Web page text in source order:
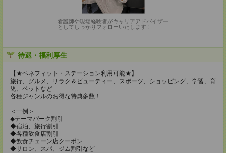
看護師や現場経験者がキャリアアドバイザー
としてしっかりフォローいたします！
待遇・福利厚生
【★ベネフィット・ステーション利用可能★】
旅行、グルメ、リラク＆ビューティー、スポーツ、ショッピング、学習、育
児、ペットなど
各種ジャンルのお得な特典多数！
＜一例＞
◆テーマパーク割引
◆宿泊、旅行割引
◆各種飲食店割引
◆飲食チェーン店クーポン
◆サロン、スパ、ジム割引など